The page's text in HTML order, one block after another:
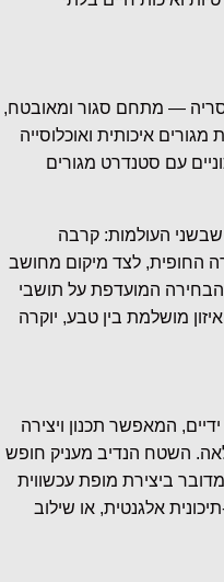
— מתחם סגור ומאובטח,
איכותית ואוכלוסייה
עם סטנדרט מגורים
שבשני העולמות: קרבה
החופית, לצד מיקום מחושב
הבחירה המועדפת על תושבי
מושלמת בין טבע, יוקרה
המאפשר תכנון ויצירה
השטח הנדיב מעניק חופש
ביצירת מופת עכשווית
אלגנטית, או שילוב